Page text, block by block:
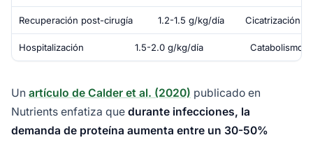
Recuperación post-cirugía 1.2-1.5 g/kg/día Cicatrización
Hospitalización 1.5-2.0 g/kg/día Catabolismo
Un artículo de Calder et al. (2020) publicado en
Nutrients enfatiza que durante infecciones, la
demanda de proteína aumenta entre un 30-50%